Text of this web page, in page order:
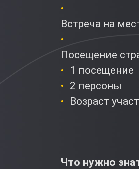
Встреча на
Посещение
1 посещение
2 персоны
Возраст
Что нужно